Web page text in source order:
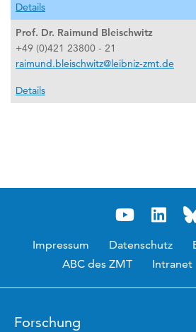
Details
Prof. Dr. Raimund Bleischwitz
+49 (0)421 23800 - 21
raimund.bleischwitz@leibniz-zmt.de
Details
Impressum Datenschutz
ABC des ZMT
Intranet
Forschung